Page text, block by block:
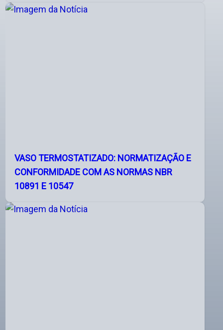
VASO TERMOSTATIZADO: NORMATIZAÇÃO E
CONFORMIDADE COM AS NORMAS NBR
10891 E 10547